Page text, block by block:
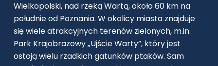
Wielkopolski, nad rzeką Wartą, około 60 km na
południe od Poznania. W okolicy miasta znajduje
się wiele atrakcyjnych terenów zielonych, m.in.
Park Krajobrazowy „Ujście Warty”, który jest
ostoją wielu rzadkich gatunków ptaków. Sam